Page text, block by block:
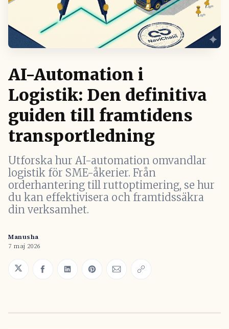
AI-Automation i
Logistik: Den definitiva
guiden till framtidens
transportledning
Utforska hur AI-automation omvandlar
logistik för SME-åkerier. Från
orderhantering till ruttoptimering, se hur
du kan effektivisera och framtidssäkra
din verksamhet.
Manusha
7 maj 2026
Share on Twitter
Share on Facebook
Share on LinkedIn
Share on Pinterest
Share via Email
Copy link